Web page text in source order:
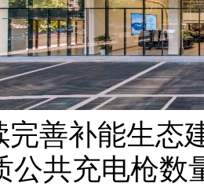
完善补能生态
公共充电枪数